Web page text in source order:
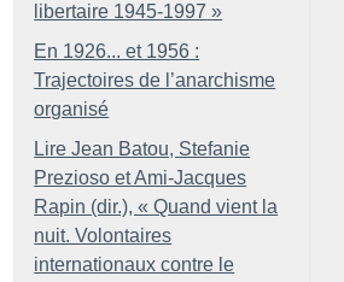
libertaire 1945-1997 »
En 1926... et 1956 :
Trajectoires de l’anarchisme
organisé
Lire Jean Batou, Stefanie
Prezioso et Ami-Jacques
Rapin (dir.), « Quand vient la
nuit. Volontaires
internationaux contre le